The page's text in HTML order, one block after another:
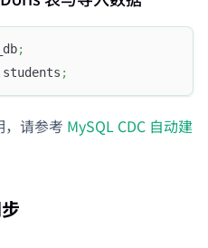
;
students ;
，请参考 MySQL CDC 自动建